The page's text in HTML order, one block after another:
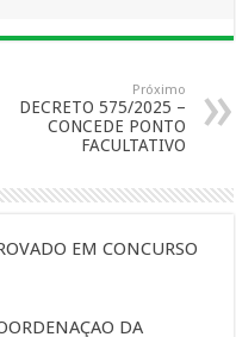
Próximo
DECRETO 575/2025 –
CONCEDE PONTO
FACULTATIVO
EM CONCURSO
DA